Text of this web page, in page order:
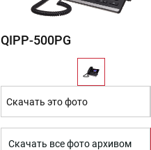
QIPP-500PG
Скачать это фото
Скачать все фото архивом